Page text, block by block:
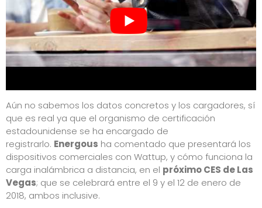
Aún no sabemos los datos concretos y los cargadores, sí
que es real ya que el organismo de certificación
estadounidense se ha encargado de
registrarlo. Energous ha comentado que presentará los
dispositivos comerciales con Wattup, y cómo funciona la
carga inalámbrica a distancia, en el próximo CES de Las
Vegas; que se celebrará entre el 9 y el 12 de enero de
2018, ambos inclusive.